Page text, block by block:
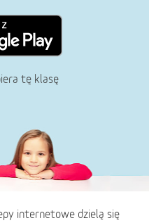
tę klasę
internetowe dzielą się